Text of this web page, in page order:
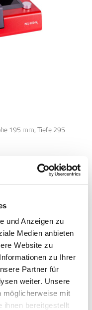
und Anzeigen zu
Medien anbieten
Website zu
zu Ihrer
Partner für
weiter. Unsere
möglicherweise mit
ihnen bereitgestellt
195 mm, Tiefe 295